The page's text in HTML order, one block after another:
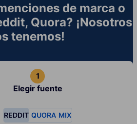
de marca o
Quora? ¡Nosotros
tenemos!
Elegir fuente
REDDIT QUORA MIX